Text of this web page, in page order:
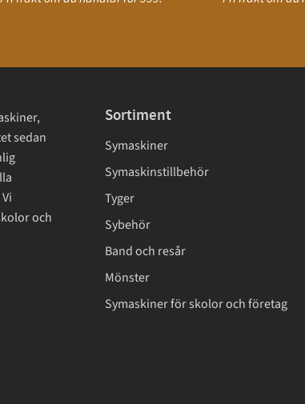
sedan
och
Sortiment
Symaskiner
Symaskinstillbehör
Tyger
Sybehör
Band och resår
Mönster
Symaskiner för skolor och företag